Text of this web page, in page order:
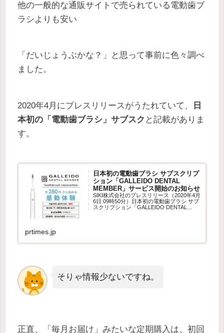
他の一般的な通販サイトで売られている電動歯ブ
ラシよりも安い
「だいじょうぶかな？」と思って事前に色々調べ
ました。
2020年4月にプレスリリースがうたれていて、
日
本初の「電動歯ブラシ」サブスク と記載がありま
す。
日本初の電動歯ブラシ サブスクリプ
ション「GALLEIDO DENTAL
MEMBER」サービス開始のお知らせ
SIKI株式会社のプレスリリース（2020年4月
6日 09時50分）日本初の電動歯ブラシ サブ
スクリプション「GALLEIDO DENTAL
prtimes.jp
そりゃ情報少ないですね。
正直、「毎月お届け」みたいな定期購入は、初回